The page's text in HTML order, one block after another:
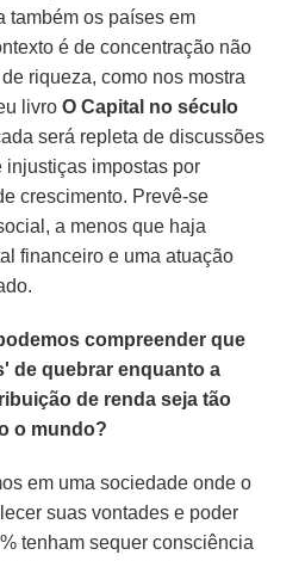
também os países em
é de concentração não
riqueza, como nos mostra
livroO Capital no século
será repleta de discussões
impostas por
crescimento. Prevê-se
a menos que haja
financeiro e uma atuação
compreender que
de quebrar enquanto a
de renda seja tão
o mundo?
em uma sociedade onde o
suas vontades e poder
tenham sequer consciência